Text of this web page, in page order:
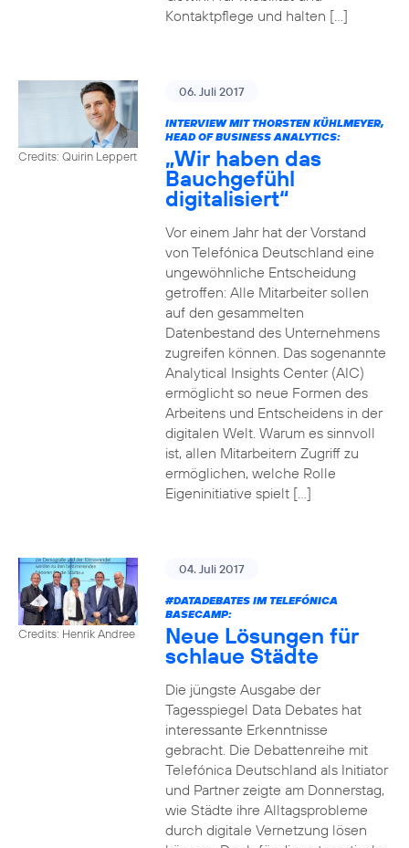
Kontaktpflege und halten […]
Credits: Quirin Leppert
06. Juli 2017
INTERVIEW MIT THORSTEN KÜHLMEYER,
HEAD OF BUSINESS ANALYTICS:
„Wir haben das
Bauchgefühl
digitalisiert“
Vor einem Jahr hat der Vorstand
von Telefónica Deutschland eine
ungewöhnliche Entscheidung
getroffen: Alle Mitarbeiter sollen
auf den gesammelten
Datenbestand des Unternehmens
zugreifen können. Das sogenannte
Analytical Insights Center (AIC)
ermöglicht so neue Formen des
Arbeitens und Entscheidens in der
digitalen Welt. Warum es sinnvoll
ist, allen Mitarbeitern Zugriff zu
ermöglichen, welche Rolle
Eigeninitiative spielt […]
Credits: Henrik Andree
04. Juli 2017
#DATADEBATESIM TELEFÓNICA
BASECAMP:
Neue Lösungen für
schlaue Städte
Die jüngste Ausgabe der
Tagesspiegel Data Debates hat
interessante Erkenntnisse
gebracht. Die Debattenreihe mit
Telefónica Deutschland als Initiator
und Partner zeigte am Donnerstag,
wie Städte ihre Alltagsprobleme
durch digitale Vernetzung lösen